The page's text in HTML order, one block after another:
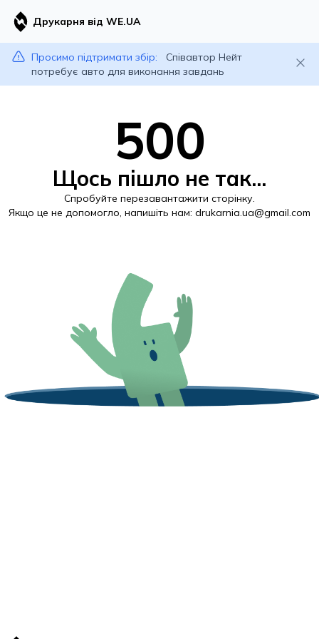
Друкарня від WE.UA
Просимо підтримати збір:
Співавтор Нейт
потребує авто для виконання завдань
500
Щось пішло не так...
Спробуйте перезавантажити сторінку.
Якщо це не допомогло, напишіть нам: drukarnia.ua@gmail.com